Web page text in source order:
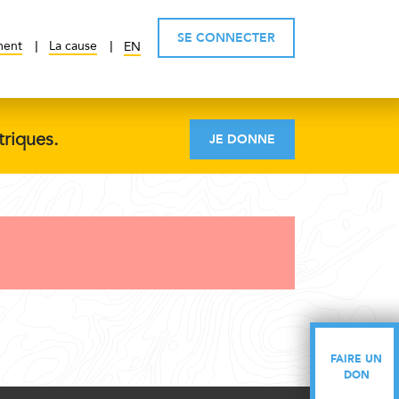
La cause EN
SE CONNECTER
FAIRE UN
DON
JE DONNE
FAIRE UN
DON